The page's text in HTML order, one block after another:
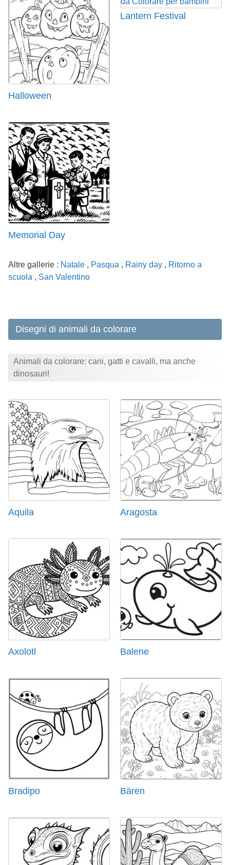
Halloween
Lantern Festival
Memorial Day
Altre gallerie : Natale , Pasqua , Rainy day , Ritorno a
scuola , San Valentino
Disegni di animali da colorare
Animali da colorare: cani, gatti e cavalli, ma anche
dinosauri!
Aquila Aragosta
Axolotl Balene
Bradipo Bären